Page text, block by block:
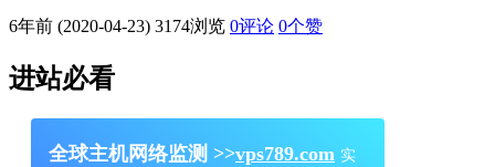
6年前 (2020-04-23) 3174浏览 0评论 0个赞
进站必看
全球主机网络监测 >>vps789.com 实